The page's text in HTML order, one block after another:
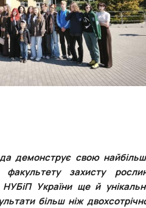
ОПП «Екологічний контроль
демонструє свою
захисту
НУБіП України ще й
більш ніж